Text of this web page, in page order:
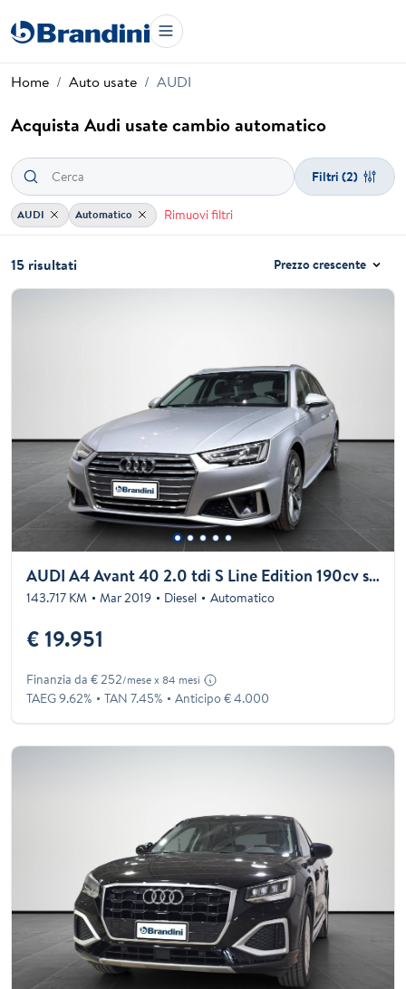
Home Auto usate AUDI
Acquista Audi usate cambio automatico
Filtri (2)
AUDI Automatico Rimuovi filtri
15 risultati Prezzo crescente
AUDI A4 Avant 40 2.0 tdi S Line Edition 190cv s-tronic
143.717 KM Mar 2019 Diesel Automatico
€ 19.951
Finanzia da € 252/mese x 84 mesi
TAEG 9.62% TAN 7.45% Anticipo € 4.000